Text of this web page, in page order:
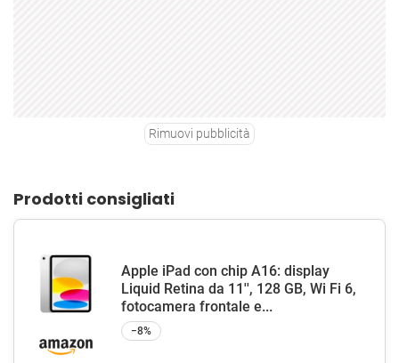
Rimuovi pubblicità
Prodotti consigliati
Apple iPad con chip A16: display
Liquid Retina da 11'', 128 GB, Wi Fi 6,
fotocamera frontale e...
−8%